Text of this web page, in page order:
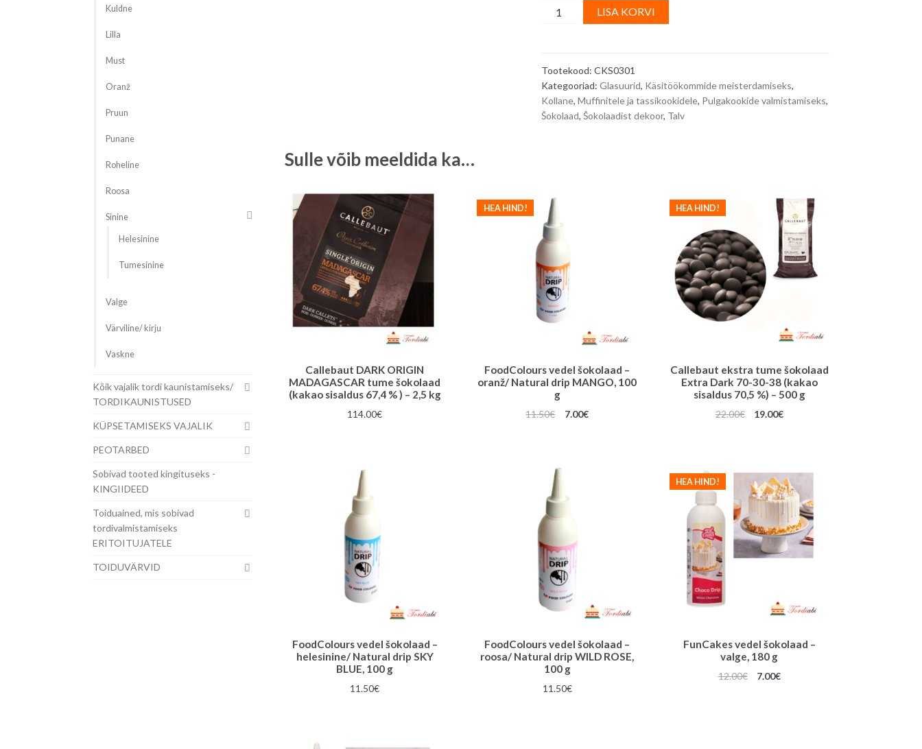
FunCakes
tuubišokolaad
25
g
quantity
LISA KORVI
l
n
a
:
Tootekood: CKS0301
Kategooriad: Glasuurid, Käsitöökommide meisterdamiseks,
Kollane, Muffinitele ja tassikookidele, Pulgakookide valmistamiseks,
Šokolaad, Šokolaadist dekoor, Talv
Sulle võib meeldida ka…
Callebaut DARK ORIGIN
MADAGASCAR tume šokolaad
(kakao sisaldus 67,4 % ) – 2,5 kg
114.00€
FoodColours vedel šokolaad –
oranž/ Natural drip MANGO, 100
g
HEA HIND!
11.50€
Algne
7.00€Praegune
Callebaut ekstra tume šokolaad
Extra Dark 70-30-38 (kakao
sisaldus 70,5 %) – 500 g
HEA HIND!
22.00€
Algne
19.00€Praegune
FoodColours vedel šokolaad –
helesinine/ Natural drip SKY
BLUE, 100 g
11.50€
FoodColours vedel šokolaad –
roosa/ Natural drip WILD ROSE,
100 g
11.50€
FunCakes vedel šokolaad –
valge, 180 g
HEA HIND!
12.00€
Algne
7.00€Praegune
Kuldne
Lilla
Must
Oranž
Pruun
Punane
Roheline
Roosa
Sinine
Helesinine
Tumesinine
Valge
Värviline/ kirju
Vaskne
Kõik vajalik tordi kaunistamiseks/
TORDIKAUNISTUSED
KÜPSETAMISEKS VAJALIK
PEOTARBED
Sobivad tooted kingituseks -
KINGIIDEED
Toiduained, mis sobivad
tordivalmistamiseks
ERITOITUJATELE
TOIDUVÄRVID